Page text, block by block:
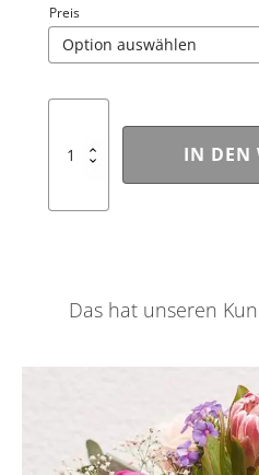
Preis
Dekoglück
IN DEN
Das hat unseren
mehrere